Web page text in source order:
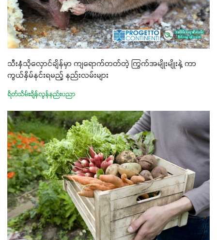
သီးနှံသိုလှောင်ချိန်မှာ ကျရောက်တတ်တဲ့ ကြွက်အမျိုးမျိုးနဲ့ ကာ
ကွယ်နှိမ်နင်းရမည့် နည်းလမ်းများ
ရိတ်သိမ်းချိန်လွန်နည်းပညာ